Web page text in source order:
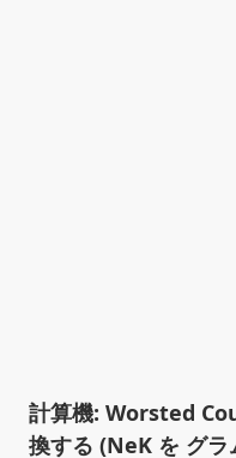
計算機: Worsted
換する (NeK を グラ